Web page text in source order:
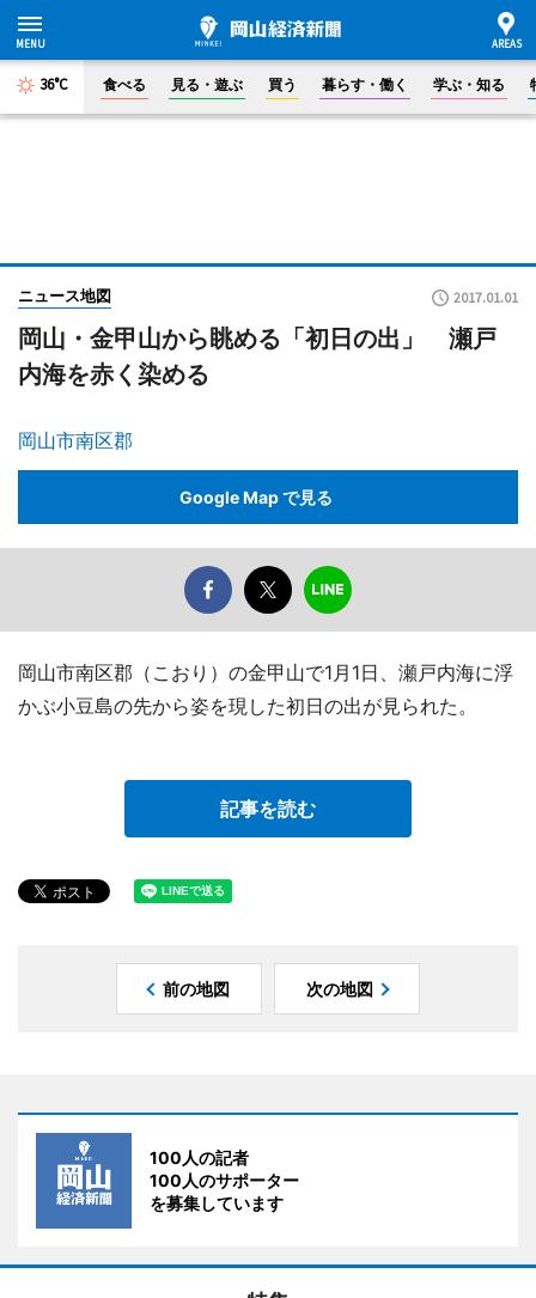
36°C 食べる 見る・遊ぶ 買う 暮らす・働く 学ぶ・知る
ニュース地図 2017.01.01
岡山・金甲山から眺める「初日の出」 瀬戸
内海を赤く染める
岡山市南区郡
Google Map で見る
岡山市南区郡（こおり）の金甲山で1月1日、瀬戸内海に浮
かぶ小豆島の先から姿を現した初日の出が見られた。
記事を読む
前の地図 次の地図
100人の記者
100人のサポーター
を募集しています